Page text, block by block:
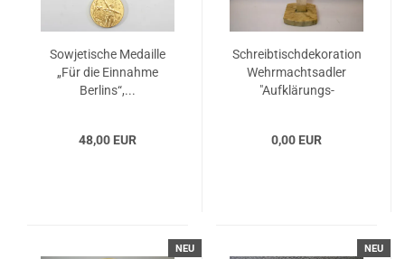
Sowjetische Medaille
„Für die Einnahme
Berlins“,...
48,00 EUR
Schreibtischdekoration
Wehrmachtsadler
"Aufklärungs-
0,00 EUR
NEU NEU